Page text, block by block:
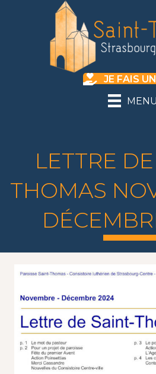
JE FAIS
MENU
LETTRE
THOMAS